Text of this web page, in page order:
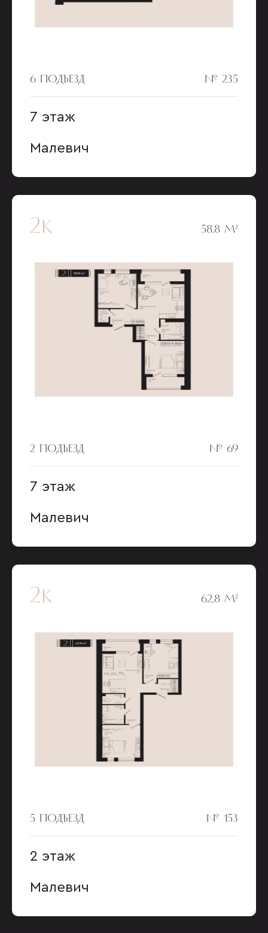
6 ПОДЪЕЗД № 235
7 этаж
Малевич
2к 58,8 М²
2 ПОДЪЕЗД № 69
7 этаж
Малевич
2к 62,8 М²
5 ПОДЪЕЗД № 153
2 этаж
Малевич